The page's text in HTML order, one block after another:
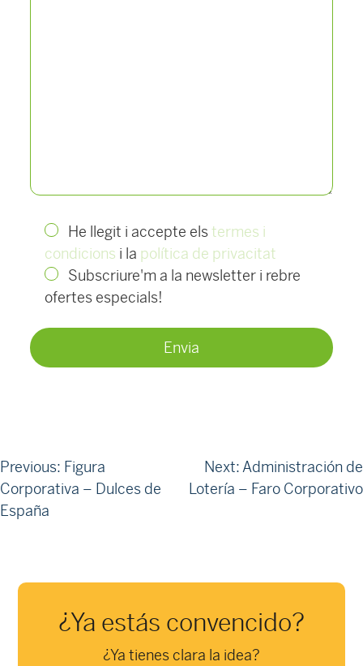
He llegit i accepte elstermes i
condicions i la política de privacitat
Subscriure'm a la newsletter i rebre
ofertes especials!
Navegació
d'entrades
Previous: Figura
Corporativa – Dulces de
España
Next:Administración de
Lotería – Faro Corporativo
¿Ya estás convencido?
¿Ya tienes clara la idea?